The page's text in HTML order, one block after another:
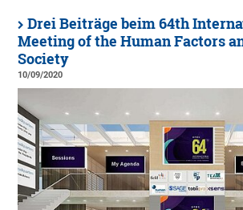
Drei Beiträge beim 64th
Meeting of the Human Factors
Society
10/09/2020